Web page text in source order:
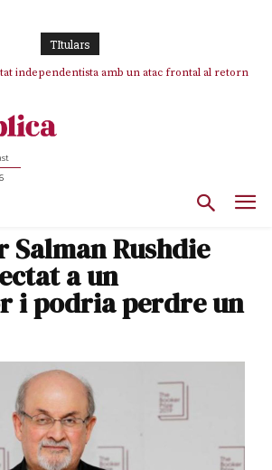
TItulars
independentista amb un atac frontal al retorn
Salman Rushdie
a un
i podria perdre un